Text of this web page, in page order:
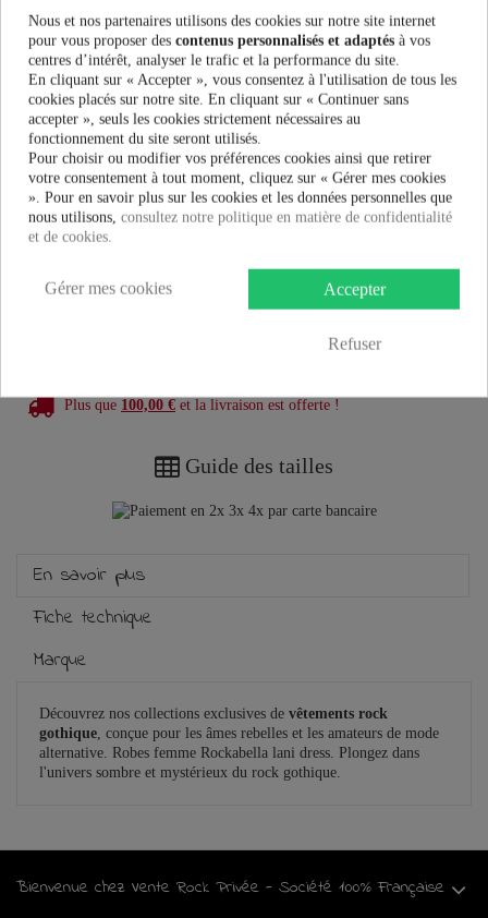
Ce produit n'est plus en stock
PRÉVENEZ-MOI LORSQUE LE PRODUIT EST DISPONIBLE
Taille:
37,99 €
Plus que 100,00 € et la livraison est offerte !
Guide des tailles
En savoir plus
Fiche technique
Marque
Découvrez nos collections exclusives de vêtements rock
gothique, conçue pour les âmes rebelles et les amateurs de mode
alternative. Robes femme Rockabella lani dress. Plongez dans
l'univers sombre et mystérieux du rock gothique.
Bienvenue chez Vente Rock Privée - Société 100% Française
Nous et nos partenaires utilisons des cookies sur notre site internet
pour vous proposer des contenus personnalisés et adaptés à vos
centres d’intérêt, analyser le trafic et la performance du site.
En cliquant sur « Accepter », vous consentez à l'utilisation de tous les
cookies placés sur notre site. En cliquant sur « Continuer sans
accepter », seuls les cookies strictement nécessaires au
fonctionnement du site seront utilisés.
Pour choisir ou modifier vos préférences cookies ainsi que retirer
votre consentement à tout moment, cliquez sur « Gérer mes cookies
». Pour en savoir plus sur les cookies et les données personnelles que
nous utilisons, consultez notre politique en matière de confidentialité
et de cookies.
Accepter
Refuser
Gérer mes cookies